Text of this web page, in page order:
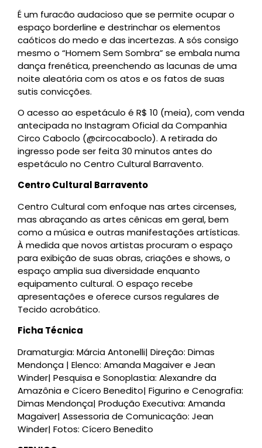
É um furacão audacioso que se permite ocupar o
espaço borderline e destrinchar os elementos
caóticos do medo e das incertezas. A sós consigo
mesmo o “Homem Sem Sombra” se embala numa
dança frenética, preenchendo as lacunas de uma
noite aleatória com os atos e os fatos de suas
sutis convicções.
O acesso ao espetáculo é R$ 10 (meia), com venda
antecipada no Instagram Oficial da Companhia
Circo Caboclo (@circocaboclo). A retirada do
ingresso pode ser feita 30 minutos antes do
espetáculo no Centro Cultural Barravento.
Centro Cultural Barravento
Centro Cultural com enfoque nas artes circenses,
mas abraçando as artes cênicas em geral, bem
como a música e outras manifestações artísticas.
À medida que novos artistas procuram o espaço
para exibição de suas obras, criações e shows, o
espaço amplia sua diversidade enquanto
equipamento cultural. O espaço recebe
apresentações e oferece cursos regulares de
Tecido acrobático.
Ficha Técnica
Dramaturgia: Márcia Antonelli| Direção: Dimas
Mendonça | Elenco: Amanda Magaiver e Jean
Winder| Pesquisa e Sonoplastia: Alexandre da
Amazônia e Cícero Benedito| Figurino e Cenografia:
Dimas Mendonça| Produção Executiva: Amanda
Magaiver| Assessoria de Comunicação: Jean
Winder| Fotos: Cícero Benedito